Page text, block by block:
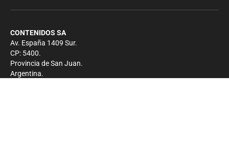
CONTENIDOS SA
Av. España 1409 Sur.
CP: 5400.
Provincia de San Juan.
Argentina.